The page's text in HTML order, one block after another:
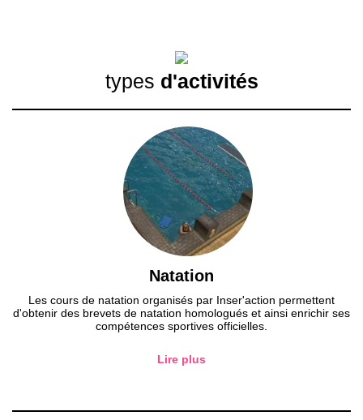
types d'activités
Natation
Les cours de natation organisés par Inser'action permettent
d'obtenir des brevets de natation homologués et ainsi enrichir ses
compétences sportives officielles.
Lire plus